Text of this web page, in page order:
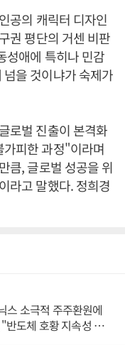
공의 캐릭터 디자인
권 평단의 거센 비판
성애에 특히나 민감
을 것이냐가 숙제가
로벌 진출이 본격화
피한 과정"이라며
큼, 글로벌 성공을 위
라고 말했다. 정희경
스 소극적 주주환원에
반도체 호황 지속성 의